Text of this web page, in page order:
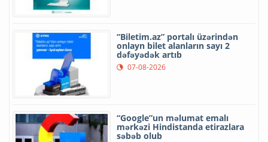
“Biletim.az” portalı üzərindən
onlayn bilet alanların sayı 2
dəfəyədək artıb
07-08-2026
“Google”un məlumat emalı
mərkəzi Hindistanda etirazlara
səbəb olub